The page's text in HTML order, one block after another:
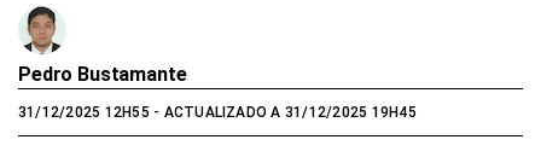
Pedro Bustamante
31/12/2025 12H55 - ACTUALIZADO A 31/12/2025 19H45